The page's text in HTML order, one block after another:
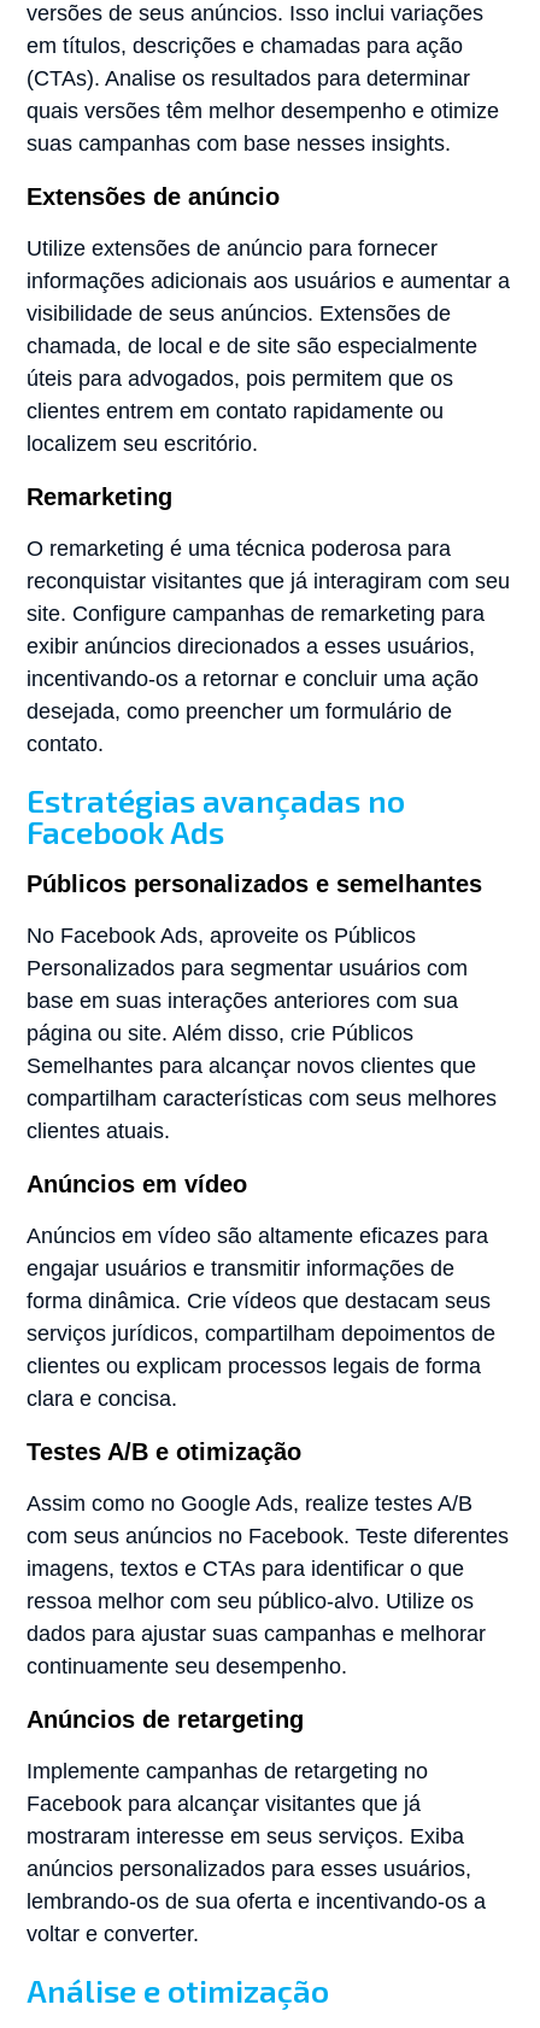
versões de seus anúncios. Isso inclui variações
em títulos, descrições e chamadas para ação
(CTAs). Analise os resultados para determinar
quais versões têm melhor desempenho e otimize
suas campanhas com base nesses insights.
Extensões de anúncio
Utilize extensões de anúncio para fornecer
informações adicionais aos usuários e aumentar a
visibilidade de seus anúncios. Extensões de
chamada, de local e de site são especialmente
úteis para advogados, pois permitem que os
clientes entrem em contato rapidamente ou
localizem seu escritório.
Remarketing
O remarketing é uma técnica poderosa para
reconquistar visitantes que já interagiram com seu
site. Configure campanhas de remarketing para
exibir anúncios direcionados a esses usuários,
incentivando-os a retornar e concluir uma ação
desejada, como preencher um formulário de
contato.
Estratégias avançadas no
Facebook Ads
Públicos personalizados e semelhantes
No Facebook Ads, aproveite os Públicos
Personalizados para segmentar usuários com
base em suas interações anteriores com sua
página ou site. Além disso, crie Públicos
Semelhantes para alcançar novos clientes que
compartilham características com seus melhores
clientes atuais.
Anúncios em vídeo
Anúncios em vídeo são altamente eficazes para
engajar usuários e transmitir informações de
forma dinâmica. Crie vídeos que destacam seus
serviços jurídicos, compartilham depoimentos de
clientes ou explicam processos legais de forma
clara e concisa.
Testes A/B e otimização
Assim como no Google Ads, realize testes A/B
com seus anúncios no Facebook. Teste diferentes
imagens, textos e CTAs para identificar o que
ressoa melhor com seu público-alvo. Utilize os
dados para ajustar suas campanhas e melhorar
continuamente seu desempenho.
Anúncios de retargeting
Implemente campanhas de retargeting no
Facebook para alcançar visitantes que já
mostraram interesse em seus serviços. Exiba
anúncios personalizados para esses usuários,
lembrando-os de sua oferta e incentivando-os a
voltar e converter.
Análise e otimização